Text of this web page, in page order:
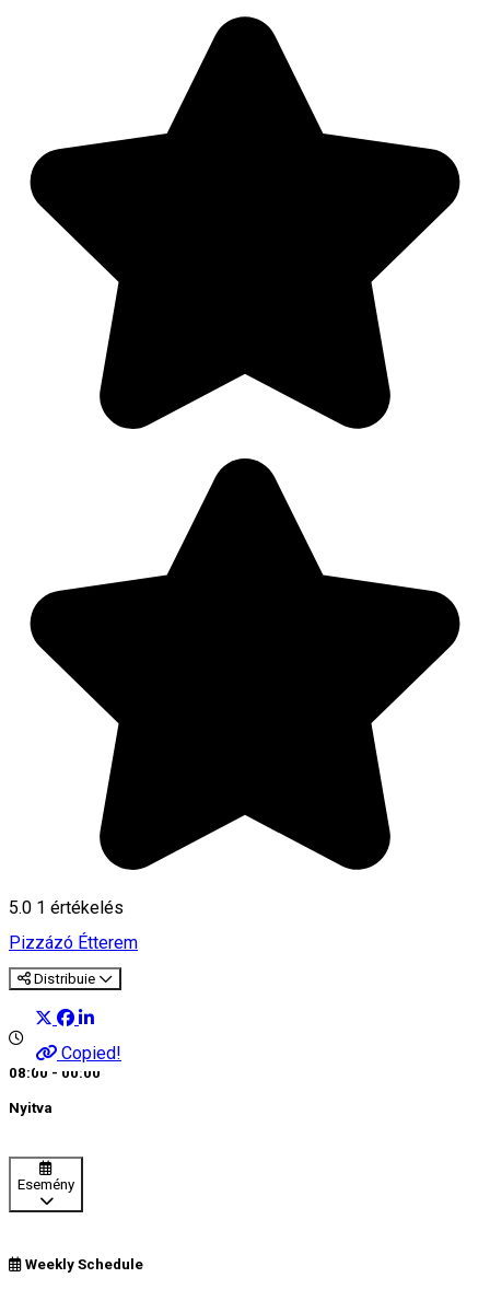
5.0 1 értékelés
Pizzázó Étterem
Distribuie
Copied!
08:00 - 00:00
Nyitva
Esemény
Weekly Schedule